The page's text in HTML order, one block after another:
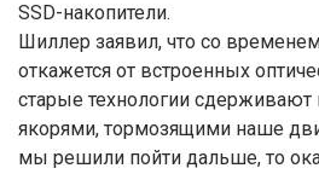
SSD-накопители.
Шиллер заявил, что со
откажется от встроенных
старые технологии сдерживают
якорями, тормозящими наше
мы решили пойти дальше, то